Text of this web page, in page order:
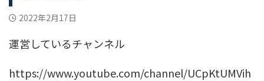
2022年2月17日
運営しているチャンネル
https://www.youtube.com/channel/UCpKtUMVih